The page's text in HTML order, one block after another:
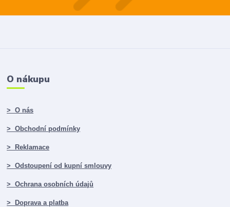
O nákupu
> O nás
> Obchodní podmínky
> Reklamace
> Odstoupení od kupní smlouvy
> Ochrana osobních údajů
> Doprava a platba